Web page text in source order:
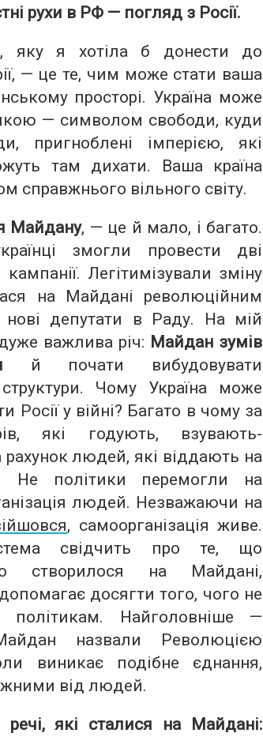
рухи в РФ — погляд з Росії.
яку я хотіла б донести до
— це те, чим може стати ваша
просторі. Україна може
— символом свободи, куди
пригноблені імперією, які
там дихати. Ваша країна
справжнього вільного світу.
Майдану, — це й мало, і багато.
змогли провести дві
кампанії. Легітимізували зміну
на Майдані революційним
депутати в Раду. На мій
важлива річ: Майдан зумів
й почати вибудовувати
Чому Україна може
Росії у війні? Багато в чому за
які годують, взувають-
людей, які віддають на
Не політики перемогли на
людей. Незважаючи на
, самоорганізація живе.
свідчить про те, що
створилося на Майдані,
досягти того, чого не
політикам. Найголовніше —
назвали Революцією
виникає подібне єднання,
від людей.
речі, які сталися на Майдані: